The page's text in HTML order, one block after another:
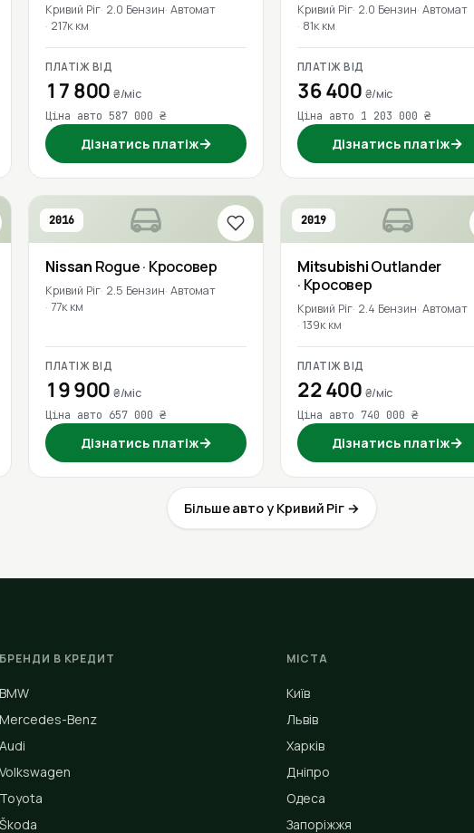
Кривий Ріг 2.0 Бензин Автомат
217к км
ПЛАТІЖ ВІД
17 800₴/міс
Ціна авто 587 000 ₴
Дізнатись платіж→
Кривий Ріг 2.0 Бензин Автомат
81к км
ПЛАТІЖ ВІД
36 400 ₴/міс
Ціна авто 1 203 000 ₴
Дізнатись платіж→
2016
Nissan Rogue· Кросовер
Кривий Ріг 2.5 Бензин Автомат
77к км
ПЛАТІЖ ВІД
19 900₴/міс
Ціна авто 657 000 ₴
Дізнатись платіж→
2019
MitsubishiOutlander
· Кросовер
Кривий Ріг 2.4 Бензин Автомат
139к км
ПЛАТІЖ ВІД
22 400 ₴/міс
Ціна авто 740 000 ₴
Дізнатись платіж→
Більше авто у Кривий Ріг →
БРЕНДИ В КРЕДИТ
BMW
Mercedes-Benz
Audi
Volkswagen
Toyota
Škoda
МІСТА
Київ
Львів
Харків
Дніпро
Одеса
Запоріжжя